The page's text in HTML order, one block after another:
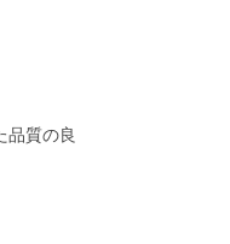
品質の良